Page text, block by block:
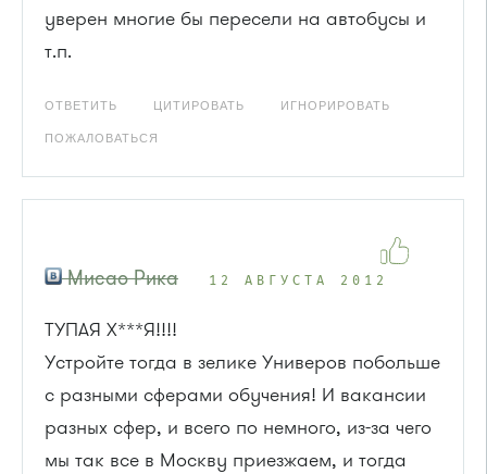
уверен многие бы пересели на автобусы и
т.п.
ОТВЕТИТЬ ЦИТИРОВАТЬ ИГНОРИРОВАТЬ
ПОЖАЛОВАТЬСЯ
Мисао Рика 12 АВГУСТА 2012
ТУПАЯ Х***Я!!!!
Устройте тогда в зелике Универов побольше
с разными сферами обучения! И вакансии
разных сфер, и всего по немного, из-за чего
мы так все в Москву приезжаем, и тогда